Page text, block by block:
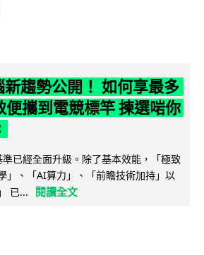
趨勢公開！ 如何享最多
攜到電競標竿 揀選啱你
已經全面升級。除了基本效能，「極致
」、「AI算力」、「前瞻技術加持」以
已...
閱讀全文